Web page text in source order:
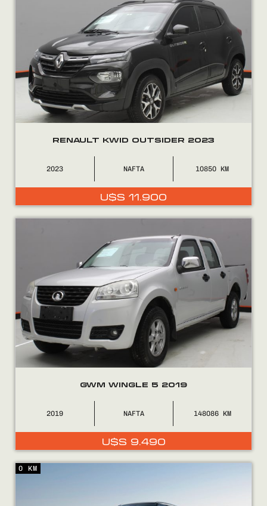
Encontranos en
RENAULT KWID OUTSIDER 2023
2023 NAFTA 10850
U$S 11.900
GWM WINGLE 5 2019
2019 NAFTA 148086
U$S 9.490
0 KM